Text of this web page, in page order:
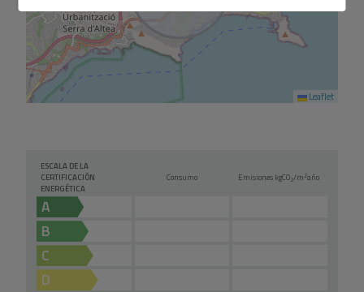
Leaflet
ESCALA DE LA
CERTIFICACIÓN
ENERGÉTICA
Consumo Emisiones kgCO2/m2año
A
B
C
D
+ Info
He leído y acepto elAviso Legal y la
Política de privacidad
Acepto envíos comerciales